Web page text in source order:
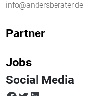
info@andersberater.de
Partner
Jobs
Social Media